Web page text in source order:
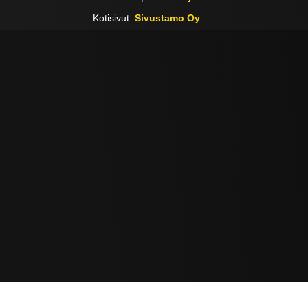
Kotisivut: Sivustamo Oy